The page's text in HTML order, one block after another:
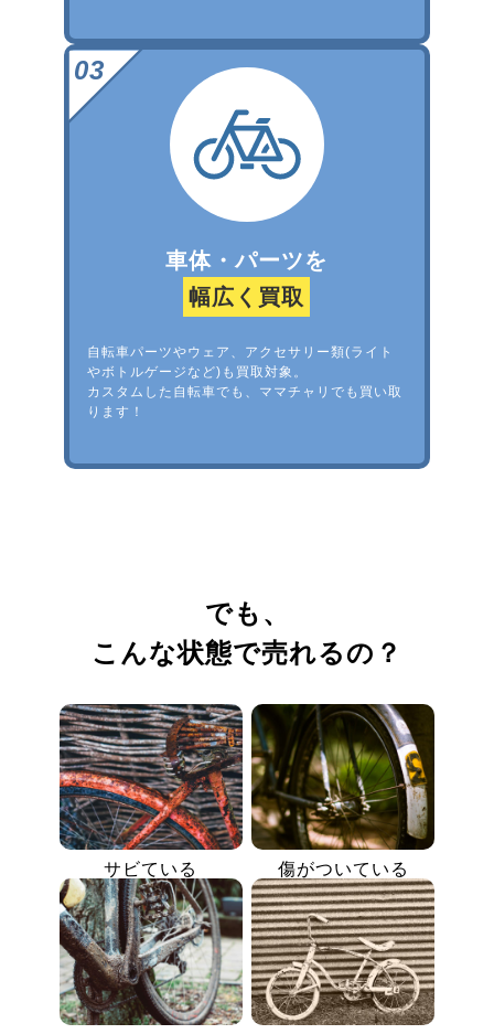
車体・パーツを
幅広く買取
自転車パーツやウェア、アクセサリー類(ライト
やボトルゲージなど)も買取対象。
カスタムした自転車でも、ママチャリでも買い取
ります！
でも、
こんな状態で売れるの？
サビている 傷がついている